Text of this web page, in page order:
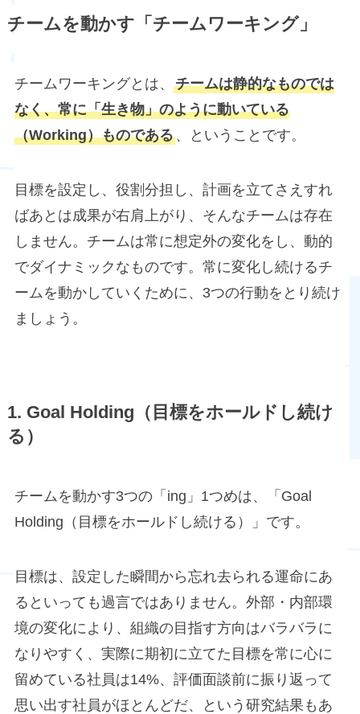
チームを動かす「チームワーキング」
チームワーキングとは、 チームは静的なものでは
なく、常に「生き物」のように動いている
（Working）ものである、ということです。
目標を設定し、役割分担し、計画を立てさえすれ
ばあとは成果が右肩上がり、そんなチームは存在
しません。チームは常に想定外の変化をし、動的
でダイナミックなものです。常に変化し続けるチ
ームを動かしていくために、3つの行動をとり続け
ましょう。
1. Goal Holding（目標をホールドし続け
る）
チームを動かす3つの「ing」1つめは、「Goal
Holding（目標をホールドし続ける）」です。
目標は、設定した瞬間から忘れ去られる運命にあ
るといっても過言ではありません。外部・内部環
境の変化により、組織の目指す方向はバラバラに
なりやすく、実際に期初に立てた目標を常に心に
留めている社員は14%、評価面談前に振り返って
思い出す社員がほとんどだ、という研究結果もあ